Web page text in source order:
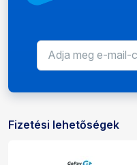
Fizetési és
Fizetési lehetőségek